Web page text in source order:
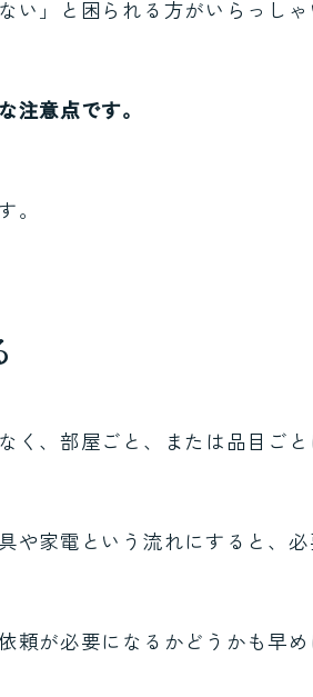
い」と困られる方がいらっしゃ
意点です。
。
く、部屋ごと、または品目ご
や家電という流れにすると、必
頼が必要になるかどうかも早め